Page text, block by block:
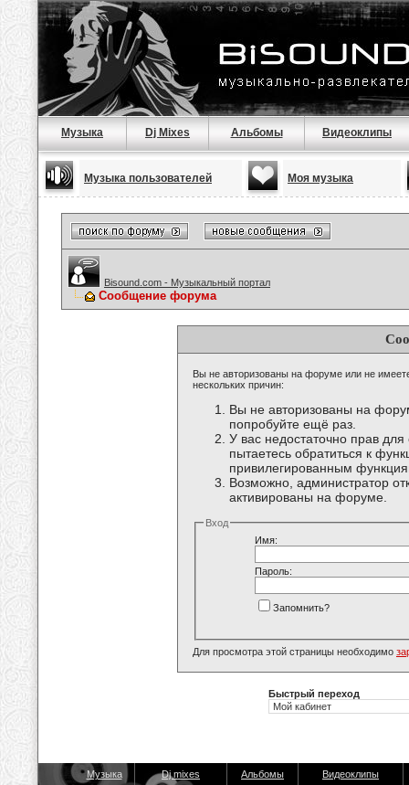
Музыка Dj Mixes Альбомы Видеоклипы
Музыка пользователей Моя музыка
Bisound.com - Музыкальный портал
Сообщение форума
Вы не авторизованы на форуме или не
нескольких причин:
Вы не авторизованы на
попробуйте ещё раз.
У вас недостаточно прав
пытаетесь обратиться к
привилегированным
Возможно, администратор
активированы на форуме.
Вход
Имя:
Пароль:
Запомнить?
Для просмотра этой страницы необходимо
Быстрый переход
Музыка Dj mixes Альбомы Видеоклипы